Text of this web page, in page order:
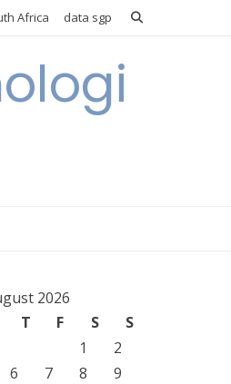
Africa data sgp
2026
T F S
S
1
2
6 7 8
9